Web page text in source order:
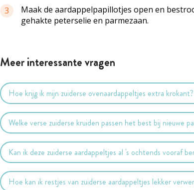
3
Maak de aardappelpapillotjes open en
gehakte peterselie en parmezaan.
Meer interessante vragen
Hoe krijg ik mijn zuiderse ovenaardappeltjes extra krokant?
Welke verse zuiderse kruiden passen het best bij nieuwe
Kan ik deze zuiderse aardappeltjes al 's ochtends vooraf
Hoe kan ik restjes van zuiderse aardappeltjes lekker